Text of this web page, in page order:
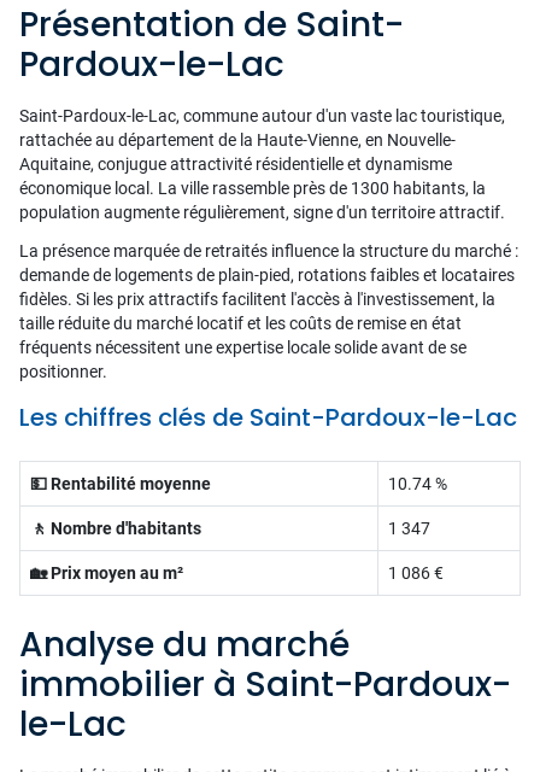
Présentation de Saint-
Pardoux-le-Lac
Saint-Pardoux-le-Lac, commune autour d'un vaste lac touristique,
rattachée au département de la Haute-Vienne, en Nouvelle-
Aquitaine, conjugue attractivité résidentielle et dynamisme
économique local. La ville rassemble près de 1300 habitants, la
population augmente régulièrement, signe d'un territoire attractif.
La présence marquée de retraités influence la structure du marché :
demande de logements de plain-pied, rotations faibles et locataires
fidèles. Si les prix attractifs facilitent l'accès à l'investissement, la
taille réduite du marché locatif et les coûts de remise en état
fréquents nécessitent une expertise locale solide avant de se
positionner.
Les chiffres clés de Saint-Pardoux-le-Lac
💵 Rentabilité moyenne 10.74 %
🚶 Nombre d'habitants 1 347
🏡 Prix moyen au m² 1 086 €
Analyse du marché
immobilier à Saint-Pardoux-
le-Lac